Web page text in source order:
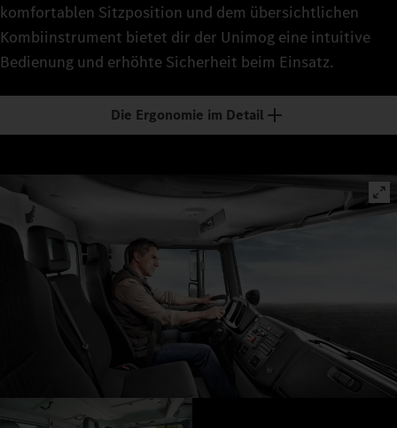
komfortablen Sitzposition und dem übersichtlichen
Kombiinstrument bietet dir der Unimog eine intuitive
Bedienung und erhöhte Sicherheit beim Einsatz.
Die Ergonomie im Detail